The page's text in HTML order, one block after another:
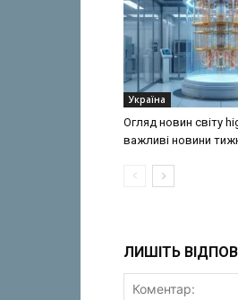
Україна
Огляд новин світу
важливі новини
ЛИШІТЬ